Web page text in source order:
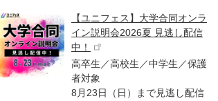
【ユニフェス】大学合同オンラ
イン説明会2026夏 見逃し配信
中！
高卒生／高校生／中学生／保護
者対象
8月23日（日）まで見逃し配信